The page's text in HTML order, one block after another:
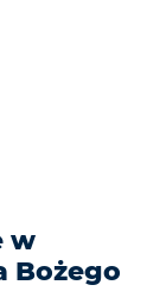
w
Bożego